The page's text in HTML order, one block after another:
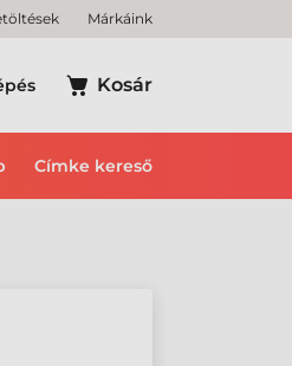
Márkáink
Kosár
Címke kereső